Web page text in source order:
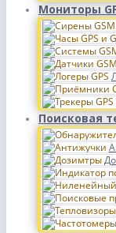
Мониторы
Поисковая